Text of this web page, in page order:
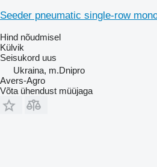
Seeder pneumatic single-row
Hind nõudmisel
Külvik
Seisukord uus
Ukraina, m.Dnipro
Avers-Agro
Võta ühendust müüjaga